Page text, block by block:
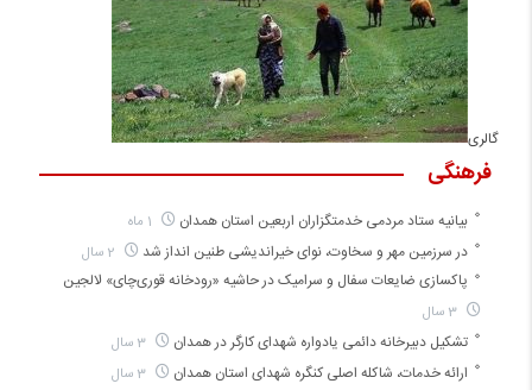
گالری
فرهنگی
بیانیه ستاد مردمی خدمتگزاران اربعین استان همدان
در سرزمین مهر و سخاوت، نوای خیراندیشی طنین انداز شد
پاکسازی ضایعات سفال و سرامیک در حاشیه «رودخانه قوری‌چای» لالجین
3 سال
تشکیل دبیرخانه دائمی یادواره شهدای کارگر در همدان 3 سال
ارائه خدمات، شاکله اصلی کنگره شهدای استان همدان 3 سال